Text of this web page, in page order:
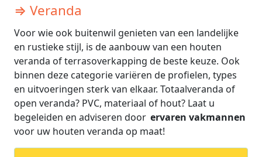
⇒ Veranda
Voor wie ook buitenwil genieten van een landelijke
en rustieke stijl, is de aanbouw van een houten
veranda of terrasoverkapping de beste keuze. Ook
binnen deze categorie variëren de profielen, types
en uitvoeringen sterk van elkaar. Totaalveranda of
open veranda? PVC, materiaal of hout? Laat u
begeleiden en adviseren door ervaren vakmannen
voor uw houten veranda op maat!